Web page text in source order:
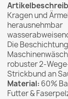
Kragen und
herausnehmbar
Die
robuster 2-
Strickbund an
Material: 60%
Futter &